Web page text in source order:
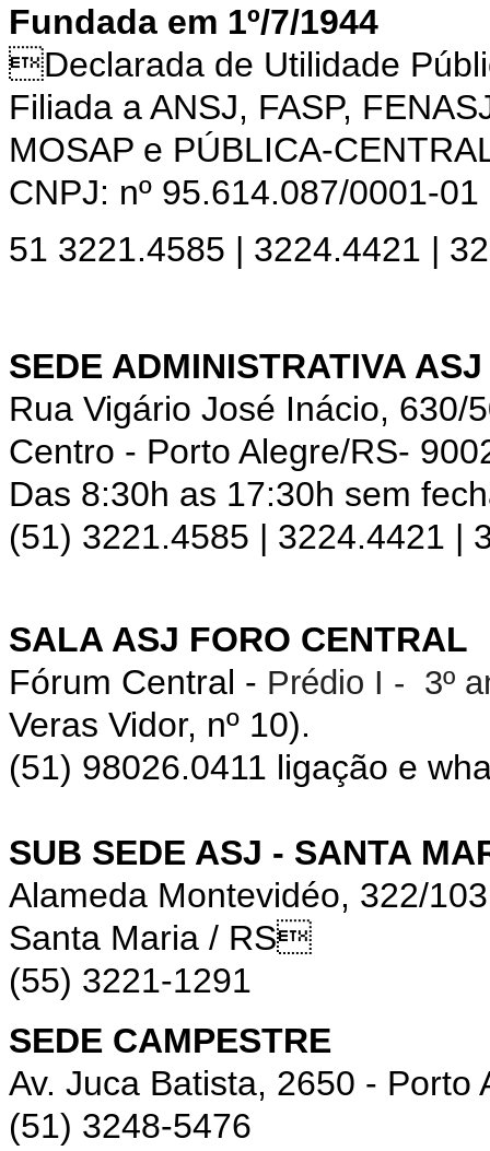
Fundada em 1º/7/1944
Declarada de Utilidade
Filiada a ANSJ, FASP,
MOSAP e PÚBLICA-
CNPJ: nº 95.614.087/0001-01
51 3221.4585 | 3224.4421 |
SEDE ADMINISTRATIVA ASJ
Rua Vigário José Inácio, 630/
Centro - Porto Alegre/RS-
Das 8:30h as 17:30h sem
(51) 3221.4585 | 3224.4421 |
SALA ASJ FORO CENTRAL
Fórum Central - Prédio I - 3º
Veras Vidor, nº 10).
(51) 98026.0411 ligação e
SUB SEDE ASJ - SANTA
Alameda Montevidéo, 322/
Santa Maria / RS
(55) 3221-1291
SEDE CAMPESTRE
Av. Juca Batista, 2650 - Porto
(51) 3248-5476